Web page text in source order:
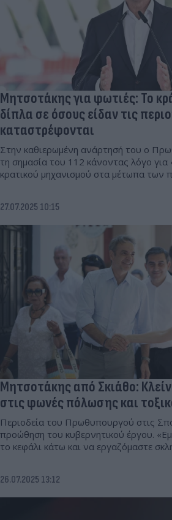
Μητσοτάκης για φωτιές: Το
δίπλα σε όσους είδαν τις
καταστρέφονται
Στην καθιερωμένη ανάρτησή του ο
τη σημασία του 112 κάνοντας λόγο για
κρατικού μηχανισμού στα μέτωπα των
27.07.2025 10:15
Μητσοτάκης από Σκιάθο:
στις φωνές πόλωσης και
Περιοδεία του Πρωθυπουργού στις
προώθηση του κυβερνητικού έργου.
το κεφάλι κάτω και να εργαζόμαστε
26.07.2025 13:12